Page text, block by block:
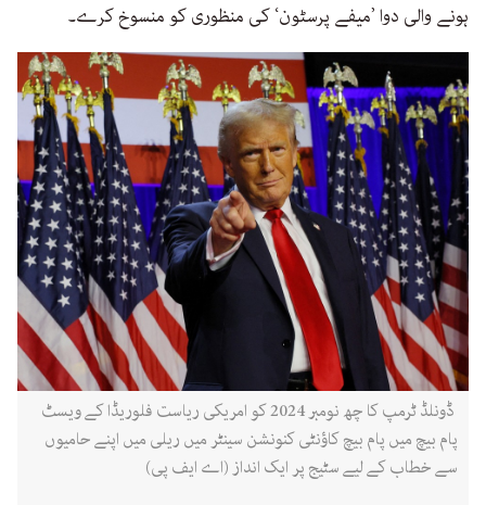
ہونے والی دوا ’میفے پرسٹون‘ کی منظوری کو منسوخ کرے۔
ڈونلڈ ٹرمپ کا چھ نومبر 2024 کو امریکی ریاست فلوریڈا کے ویسٹ
پام بیچ میں پام بیچ کاؤنٹی کنونشن سینٹر میں ریلی میں اپنے حامیوں
سے خطاب کے لیے سٹیج پر ایک انداز (اے ایف پی)